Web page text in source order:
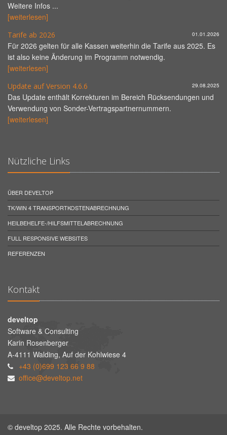
Weitere Infos ...
[weiterlesen]
Tarife ab 2026 01.01.2026
Für 2026 gelten für alle Kassen weiterhin die Tarife aus 2025. Es
ist also keine Änderung im Programm notwendig.
[weiterlesen]
Update auf Version 4.6.6 29.08.2025
Das Update enthält Korrekturen im Bereich Rücksendungen und
Verwendung von Sonder-Vertragspartnernummern.
[weiterlesen]
Nützliche Links
ÜBER DEVELTOP
TK/WIN 4 TRANSPORTKOSTENABRECHNUNG
HEILBEHELFE-/HILFSMITTELABRECHNUNG
FULL RESPONSIVE WEBSITES
REFERENZEN
Kontakt
develtop
Software & Consulting
Karin Rosenberger
A-4111 Walding, Auf der Kohlwiese 4
+43 (0)699 123 66 9 88
office@develtop.net
© develtop 2025. Alle Rechte vorbehalten.